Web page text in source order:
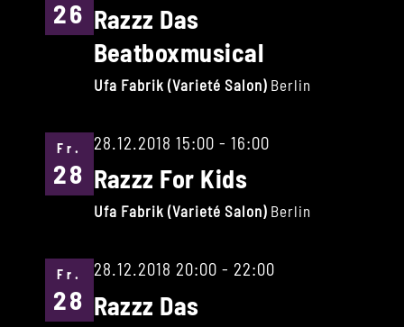
26
Razzz Das
Beatboxmusical
Ufa Fabrik (Varieté Salon) Berlin
Fr.
28
28.12.2018 15:00 - 16:00
Razzz For Kids
Ufa Fabrik (Varieté Salon) Berlin
Fr.
28
28.12.2018 20:00 - 22:00
Razzz Das